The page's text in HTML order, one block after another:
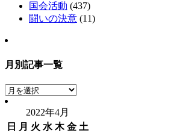
国会活動 (437)
闘いの決意 (11)
月別記事一覧
月
別
事
2022年4月
日
月 火 水 木 金 土